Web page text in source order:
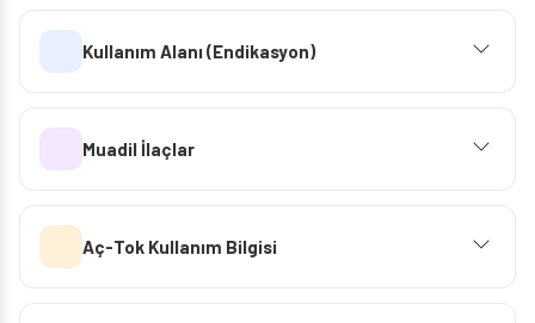
Kullanım Alanı (Endikasyon)
Muadil İlaçlar
Aç-Tok Kullanım Bilgisi